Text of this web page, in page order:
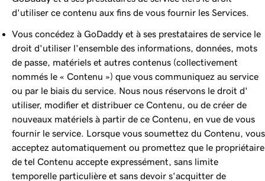
d'utiliser ce contenu aux fins de vous fournir les Services.
Vous concédez à GoDaddy et à ses prestataires de service le
droit d'utiliser l'ensemble des informations, données, mots
de passe, matériels et autres contenus (collectivement
nommés le « Contenu ») que vous communiquez au service
ou par le biais du service. Nous nous réservons le droit d'
utiliser, modifier et distribuer ce Contenu, ou de créer de
nouveaux matériels à partir de ce Contenu, en vue de vous
fournir le service. Lorsque vous soumettez du Contenu, vous
acceptez automatiquement ou promettez que le propriétaire
de tel Contenu accepte expressément, sans limite
temporelle particulière et sans devoir s'acquitter de